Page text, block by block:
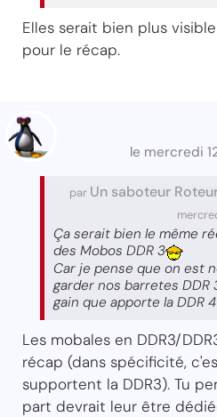
Elles serait bien plus
pour le récap.
le mercredi
par Un saboteur
Ça serait bien le même
des Mobos DDR 3
Car je pense que on est
garder nos barretes DDR
gain que apporte la DDR 4
Les mobales en DDR3/
récap (dans spécificité,
supportent la DDR3). Tu
part devrait leur être